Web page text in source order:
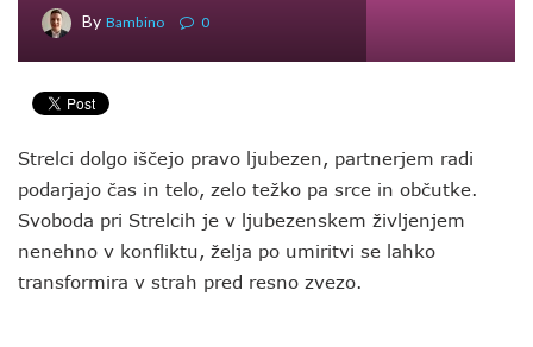
By Bambino 0
Strelci dolgo iščejo pravo ljubezen, partnerjem radi
podarjajo čas in telo, zelo težko pa srce in občutke.
Svoboda pri Strelcih je v ljubezenskem življenjem
nenehno v konfliktu, želja po umiritvi se lahko
transformira v strah pred resno zvezo.